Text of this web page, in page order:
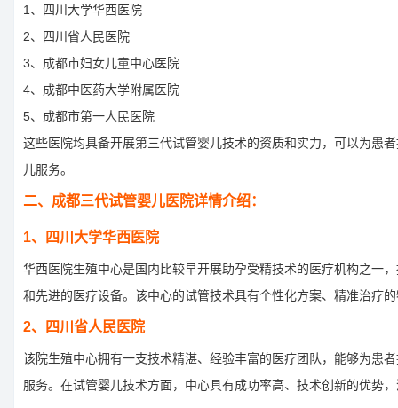
1、四川大学华西医院
2、四川省人民医院
3、成都市妇女儿童中心医院
4、成都中医药大学附属医院
5、成都市第一人民医院
这些医院均具备开展第三代试管婴儿技术的资质和实力，可以为患
儿服务。
二、成都三代试管婴儿医院详情介绍：
1、四川大学华西医院
华西医院生殖中心是国内比较早开展助孕受精技术的医疗机构之一
和先进的医疗设备。该中心的试管技术具有个性化方案、精准治疗
2、四川省人民医院
该院生殖中心拥有一支技术精湛、经验丰富的医疗团队，能够为患
服务。在试管婴儿技术方面，中心具有成功率高、技术创新的优势